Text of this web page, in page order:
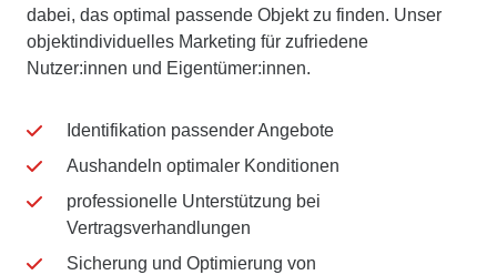
dabei, das optimal passende Objekt zu finden. Unser
objektindividuelles Marketing für zufriedene
Nutzer:innen und Eigentümer:innen.
Identifikation passender Angebote
Aushandeln optimaler Konditionen
professionelle Unterstützung bei
Vertragsverhandlungen
Sicherung und Optimierung von